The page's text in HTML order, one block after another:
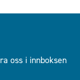
oss i innboksen